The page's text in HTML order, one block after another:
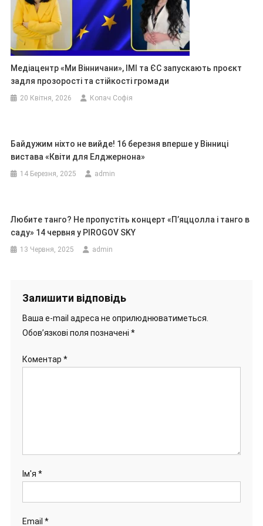
Медіацентр «Ми Вінничани», ІМІ та ЄС запускають проєкт
задля прозорості та стійкості громади
20 Квітня, 2026 Копач Софія
Байдужим ніхто не вийде! 16 березня вперше у Вінниці
вистава «Квіти для Елджернона»
14 Березня, 2025 admin
Любите танго? Не пропустіть концерт «П’яццолла і танго в
саду» 14 червня у PIROGOV SKY
13 Червня, 2025 admin
Залишити відповідь
Ваша e-mail адреса не оприлюднюватиметься.
Обов’язкові поля позначені *
Коментар *
Ім'я *
Email *